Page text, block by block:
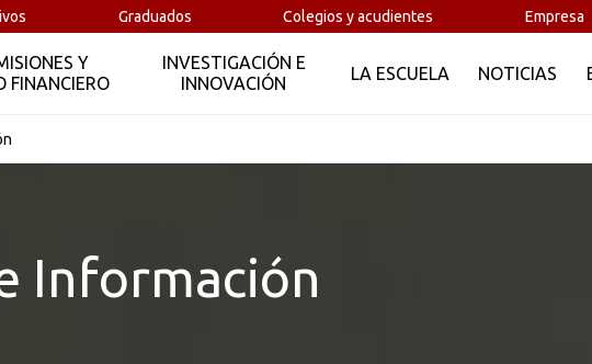
Graduados Colegios y acudientes Empresa
Y
FINANCIERO
INVESTIGACIÓN E
INNOVACIÓN
LA ESCUELA NOTICIAS
Información
Maestría en Gestión de Información
por crédito académico para 2026.